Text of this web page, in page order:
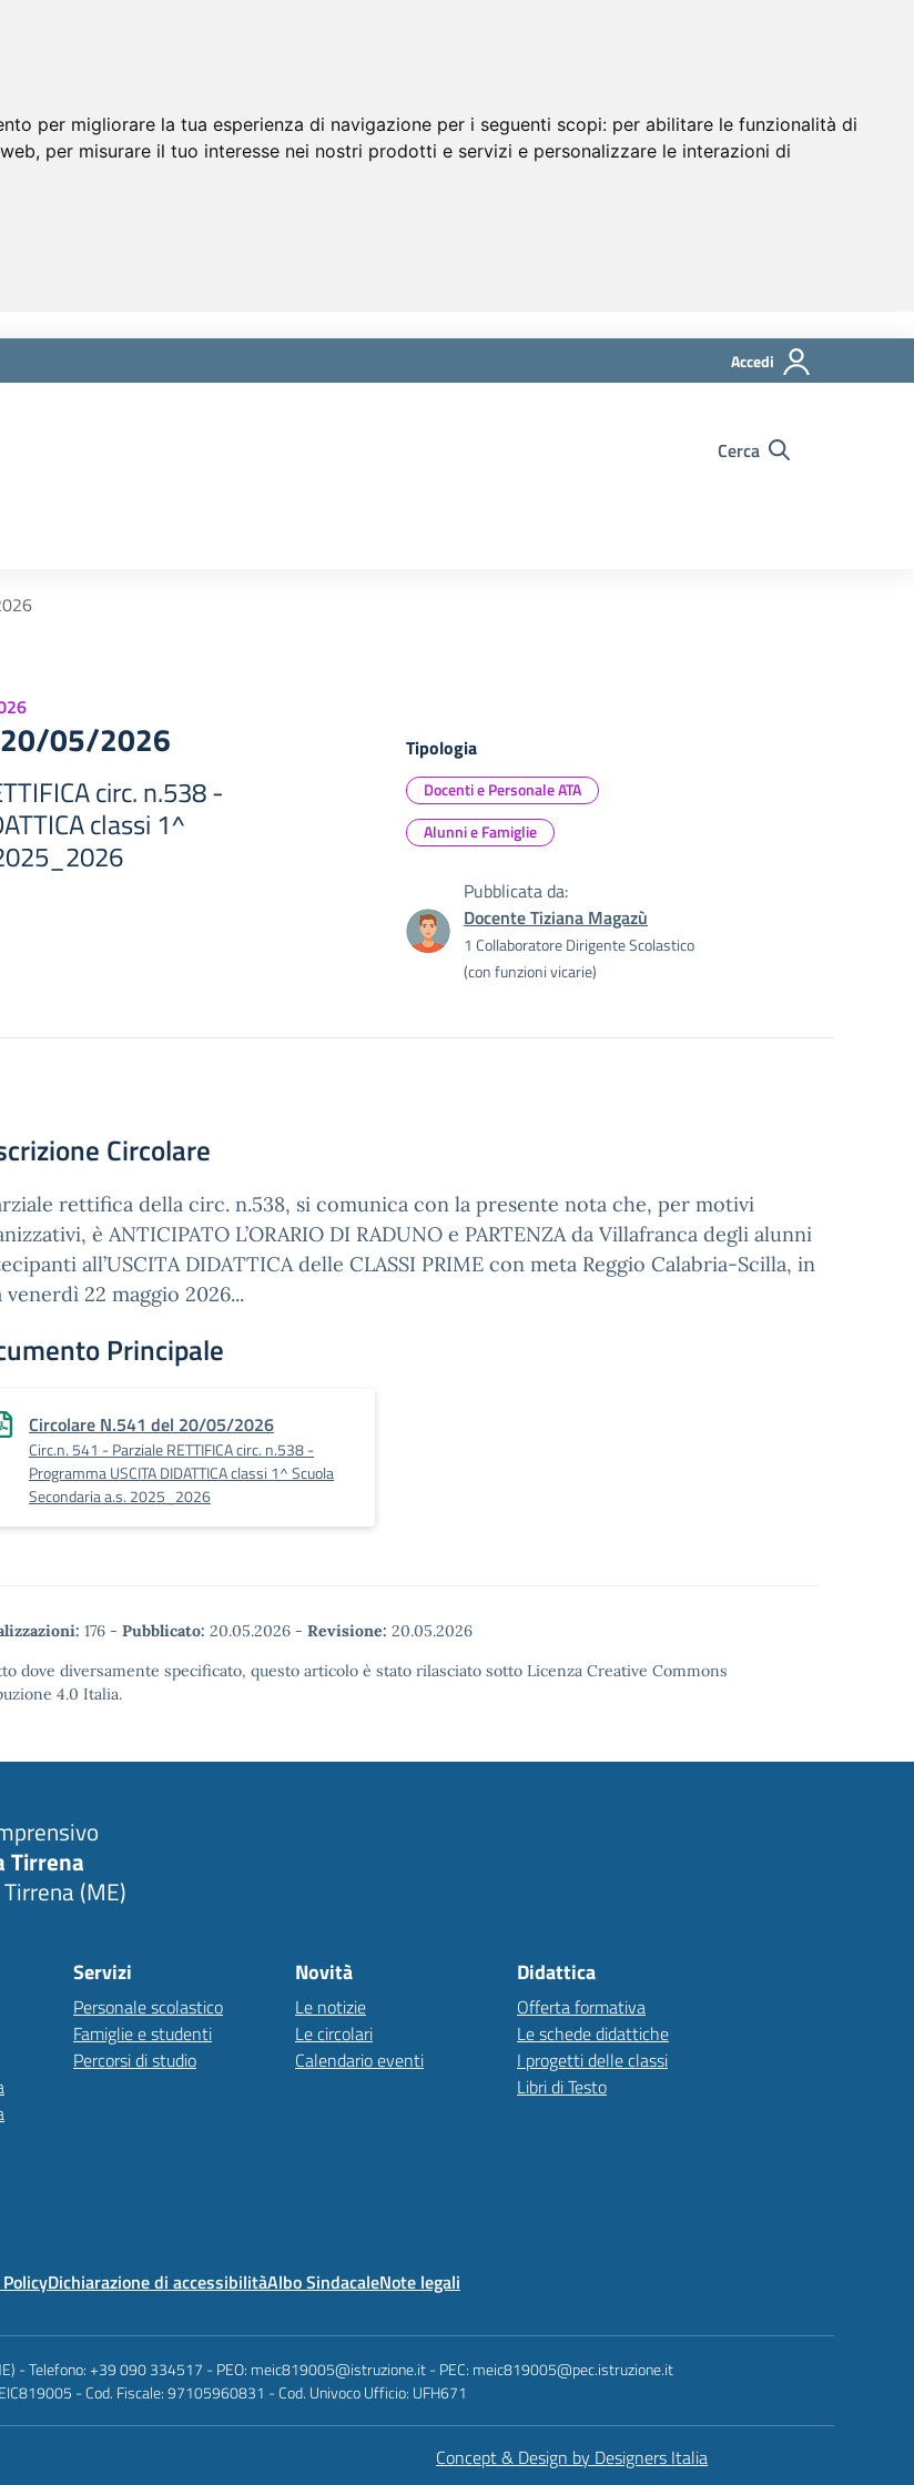
per migliorare la tua esperienza di navigazione per i seguenti scopi: per abilitare le funzionalità di
, per misurare il tuo interesse nei nostri prodotti e servizi e personalizzare le interazioni di
Accedi
Cerca
20/05/2026
circ. n.538 -
classi 1^
Tipologia
Docenti e Personale ATA
Alunni e Famiglie
Pubblicata da:
Docente Tiziana Magazù
1 Collaboratore Dirigente Scolastico
(con funzioni vicarie)
Circolare
rettifica della circ. n.538, si comunica con la presente nota che, per motivi
è ANTICIPATO L’ORARIO DI RADUNO e PARTENZA da Villafranca degli alunni
all’USCITA DIDATTICA delle CLASSI PRIME con meta Reggio Calabria-Scilla, in
venerdì 22 maggio 2026...
Principale
Circolare N.541 del 20/05/2026
Circ.n. 541 - Parziale RETTIFICA circ. n.538 -
Programma USCITA DIDATTICA classi 1^ Scuola
Secondaria a.s. 2025_2026
176 - Pubblicato: 20.05.2026 - Revisione: 20.05.2026
dove diversamente specificato, questo articolo è stato rilasciato sotto Licenza Creative Commons
4.0 Italia.
Tirrena
(ME)
Servizi
Personale scolastico
Famiglie e studenti
Percorsi di studio
Novità
Le notizie
Le circolari
Calendario eventi
Didattica
Offerta formativa
Le schede didattiche
I progetti delle classi
Libri di Testo
Dichiarazione di accessibilitàAlbo SindacaleNote legali
- Telefono: +39 090 334517 - PEO: meic819005@istruzione.it - PEC: meic819005@pec.istruzione.it
- Cod. Fiscale: 97105960831 - Cod. Univoco Ufficio: UFH671
Concept & Design by Designers Italia